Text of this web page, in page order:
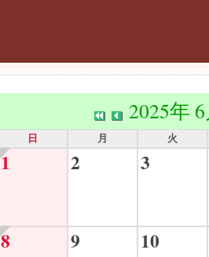
2025年
日 月 火
1 2 3
8 9 10